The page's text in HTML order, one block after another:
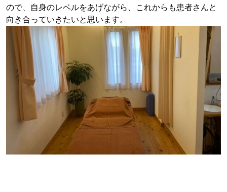
ので、自身のレベルをあげながら、これからも患者さんと
向き合っていきたいと思います。